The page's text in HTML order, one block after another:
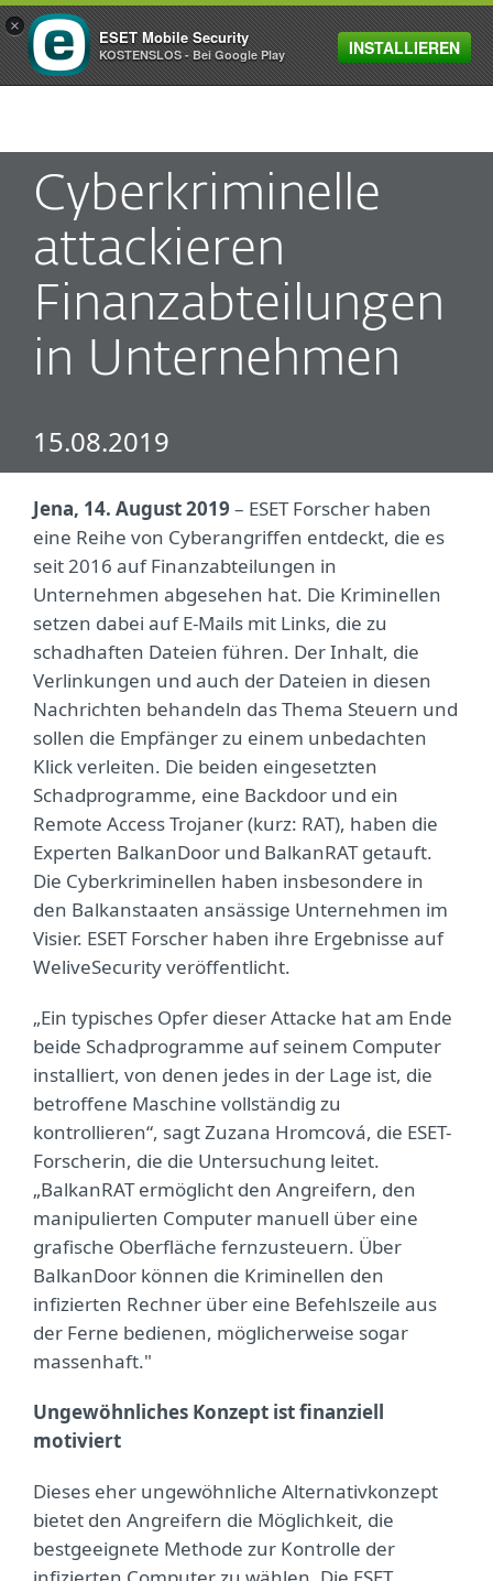
MENU
Cyberkriminelle
attackieren
Finanzabteilungen
in Unternehmen
15.08.2019
Jena, 14. August 2019 – ESET Forscher haben
eine Reihe von Cyberangriffen entdeckt, die es
seit 2016 auf Finanzabteilungen in
Unternehmen abgesehen hat. Die Kriminellen
setzen dabei auf E-Mails mit Links, die zu
schadhaften Dateien führen. Der Inhalt, die
Verlinkungen und auch der Dateien in diesen
Nachrichten behandeln das Thema Steuern und
sollen die Empfänger zu einem unbedachten
Klick verleiten. Die beiden eingesetzten
Schadprogramme, eine Backdoor und ein
Remote Access Trojaner (kurz: RAT), haben die
Experten BalkanDoor und BalkanRAT getauft.
Die Cyberkriminellen haben insbesondere in
den Balkanstaaten ansässige Unternehmen im
Visier. ESET Forscher haben ihre Ergebnisse auf
WeliveSecurity veröffentlicht.
„Ein typisches Opfer dieser Attacke hat am Ende
beide Schadprogramme auf seinem Computer
installiert, von denen jedes in der Lage ist, die
betroffene Maschine vollständig zu
kontrollieren“, sagt Zuzana Hromcová, die ESET-
Forscherin, die die Untersuchung leitet.
„BalkanRAT ermöglicht den Angreifern, den
manipulierten Computer manuell über eine
grafische Oberfläche fernzusteuern. Über
BalkanDoor können die Kriminellen den
infizierten Rechner über eine Befehlszeile aus
der Ferne bedienen, möglicherweise sogar
massenhaft."
Ungewöhnliches Konzept ist finanziell
motiviert
Dieses eher ungewöhnliche Alternativkonzept
bietet den Angreifern die Möglichkeit, die
bestgeeignete Methode zur Kontrolle der
×
ESET Mobile Security
KOSTENSLOS - Bei Google Play INSTALLIEREN